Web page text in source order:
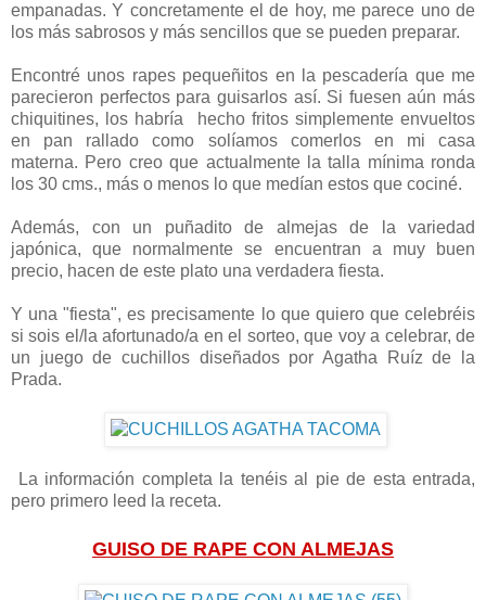
empanadas. Y concretamente el de hoy, me parece uno de
los más sabrosos y más sencillos que se pueden preparar.
Encontré unos rapes pequeñitos en la pescadería que me
parecieron perfectos para guisarlos así. Si fuesen aún más
chiquitines, los habría hecho fritos simplemente envueltos
en pan rallado como solíamos comerlos en mi casa
materna. Pero creo que actualmente la talla mínima ronda
los 30 cms., más o menos lo que medían estos que cociné.
Además, con un puñadito de almejas de la variedad
japónica, que normalmente se encuentran a muy buen
precio, hacen de este plato una verdadera fiesta.
Y una "fiesta", es precisamente lo que quiero que celebréis
si sois el/la afortunado/a en el sorteo, que voy a celebrar, de
un juego de cuchillos diseñados por Agatha Ruíz de la
Prada.
La información completa la tenéis al pie de esta entrada,
pero primero leed la receta.
GUISO DE RAPE CON ALMEJAS